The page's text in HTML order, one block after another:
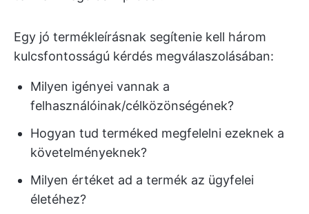
Egy jó termékleírásnak segítenie kell három
kulcsfontosságú kérdés megválaszolásában:
Milyen igényei vannak a
felhasználóinak/célközönségének?
Hogyan tud terméked megfelelni ezeknek a
követelményeknek?
Milyen értéket ad a termék az ügyfelei
életéhez?